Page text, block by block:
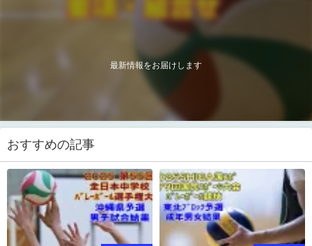
最新情報をお届けします
おすすめの記事